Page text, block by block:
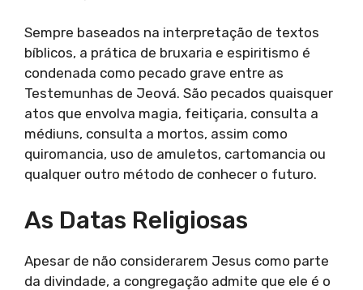
Sempre baseados na interpretação de textos
bíblicos, a prática de bruxaria e espiritismo é
condenada como pecado grave entre as
Testemunhas de Jeová. São pecados quaisquer
atos que envolva magia, feitiçaria, consulta a
médiuns, consulta a mortos, assim como
quiromancia, uso de amuletos, cartomancia ou
qualquer outro método de conhecer o futuro.
As Datas Religiosas
Apesar de não considerarem Jesus como parte
da divindade, a congregação admite que ele é o